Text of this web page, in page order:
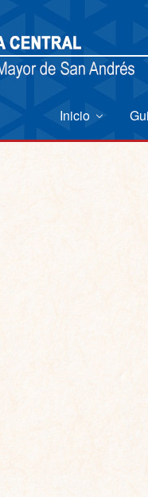
Inicio